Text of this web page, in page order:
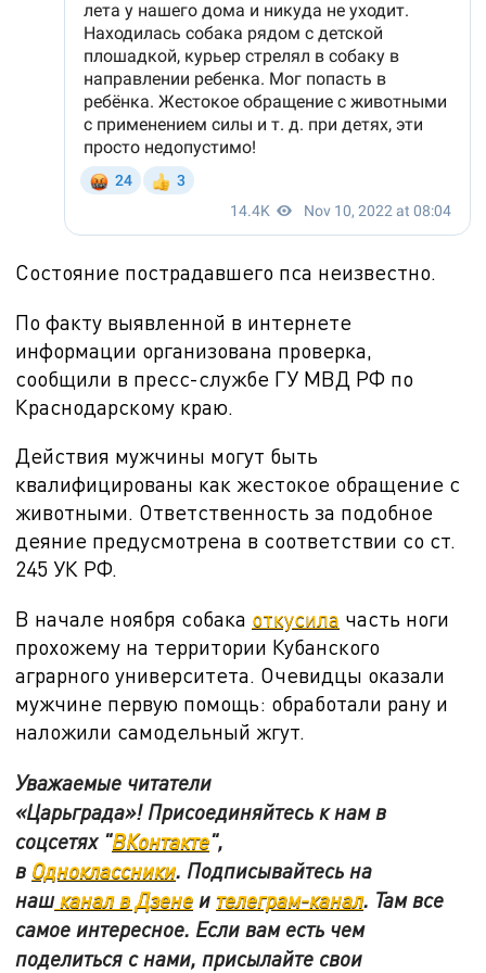
Состояние пострадавшего пса неизвестно.
По факту выявленной в интернете
информации организована проверка,
сообщили в пресс-службе ГУ МВД РФ по
Краснодарскому краю.
Действия мужчины могут быть
квалифицированы как жестокое обращение с
животными. Ответственность за подобное
деяние предусмотрена в соответствии со ст.
245 УК РФ.
В начале ноября собака откусила часть ноги
прохожему на территории Кубанского
аграрного университета. Очевидцы оказали
мужчине первую помощь: обработали рану и
наложили самодельный жгут.
Уважаемые читатели
«Царьграда»! Присоединяйтесь к нам в
соцсетях "ВКонтакте",
в Одноклассники. Подписывайтесь на
наш канал в Дзене и телеграм-канал. Там все
самое интересное. Если вам есть чем
поделиться с нами, присылайте свои